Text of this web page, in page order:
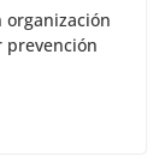
organización
prevención